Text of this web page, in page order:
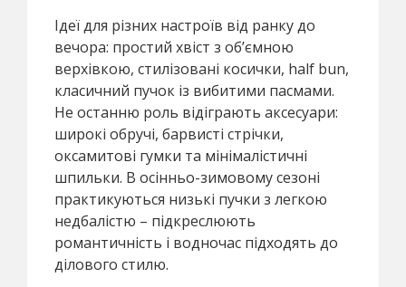
Ідеї для різних настроїв від ранку до
вечора: простий хвіст з об’ємною
верхівкою, стилізовані косички, half bun,
класичний пучок із вибитими пасмами.
Не останню роль відіграють аксесуари:
широкі обручі, барвисті стрічки,
оксамитові гумки та мінімалістичні
шпильки. В осінньо-зимовому сезоні
практикуються низькі пучки з легкою
недбалістю – підкреслюють
романтичність і водночас підходять до
ділового стилю.